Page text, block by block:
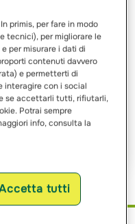
sulle finalitàe sulle
personali
primis, per fare in modo
tecnici), per migliorare le
per misurare i dati di
contenuti davvero
e permetterti di
interagire con i social
se accettarli tutti, rifiutarli,
Potrai sempre
info, consulta la
tutti